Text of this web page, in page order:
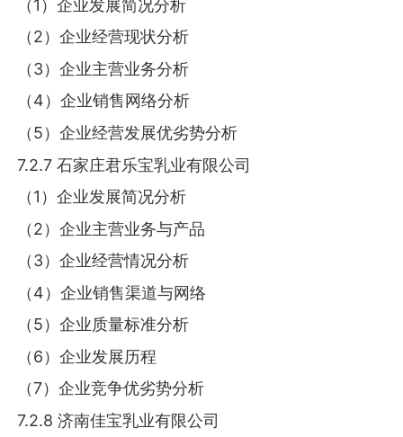
（1）企业发展简况分析
（2）企业经营现状分析
（3）企业主营业务分析
（4）企业销售网络分析
（5）企业经营发展优劣势分析
7.2.7 石家庄君乐宝乳业有限公司
（1）企业发展简况分析
（2）企业主营业务与产品
（3）企业经营情况分析
（4）企业销售渠道与网络
（5）企业质量标准分析
（6）企业发展历程
（7）企业竞争优劣势分析
7.2.8 济南佳宝乳业有限公司